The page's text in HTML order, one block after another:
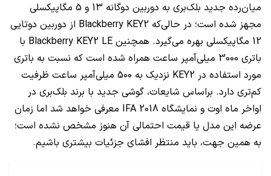
میان‌رده جدید بلک‌بری به دوربین دوگانه 13 و 5 مگاپیکسلی
مجهز شده است؛ در حالی‌که Blackberry KEY2 از دوربین دوتایی
12 مگاپیکسلی بهره می‌گیرد. همچنین Blackberry KEY2 LE با
باتری 3000 میلی‌آمپر ساعت همراه شده است که نسبت به باتری
مورد استفاده در KEY2 نزدیک به 500 میلی‌آمپر ساعت ظرفیت
کم‌تری دارد. براساس شایعات، گوشی جدید با برند بلک‌بری در
اواخر ماه اوت و نمایشگاه IFA 2018 معرفی خواهد شد اما زمان
عرضه این مدل یا قیمت احتمالی آن هنوز مشخص نشده است؛
به همین جهت، باید منتظر افشای جزئیات بیشتری باشیم.